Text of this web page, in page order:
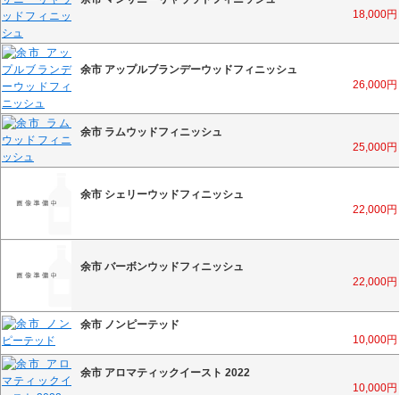
18,000円
余市 アップルブランデーウッドフィニッシュ
26,000円
余市 ラムウッドフィニッシュ
25,000円
余市 シェリーウッドフィニッシュ
22,000円
余市 バーボンウッドフィニッシュ
22,000円
余市 ノンピーテッド
10,000円
余市 アロマティックイースト 2022
10,000円